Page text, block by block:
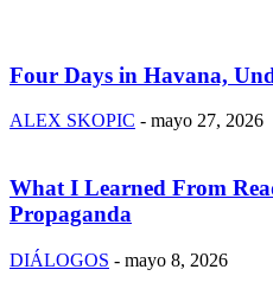
Four Days in Havana,
ALEX SKOPIC - mayo 27, 2026
What I Learned From
Propaganda
DIÁLOGOS - mayo 8, 2026